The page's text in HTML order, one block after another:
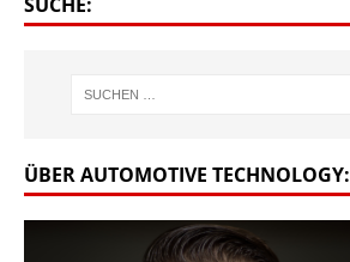
ÜBER AUTOMOTIVE TECHNOLOGY: